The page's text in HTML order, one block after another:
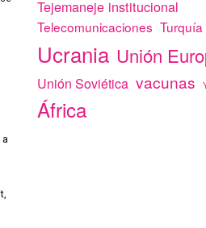
Tejemaneje institucional
Telecomunicaciones Turquía
Ucrania Unión
Unión Soviética vacunas
África